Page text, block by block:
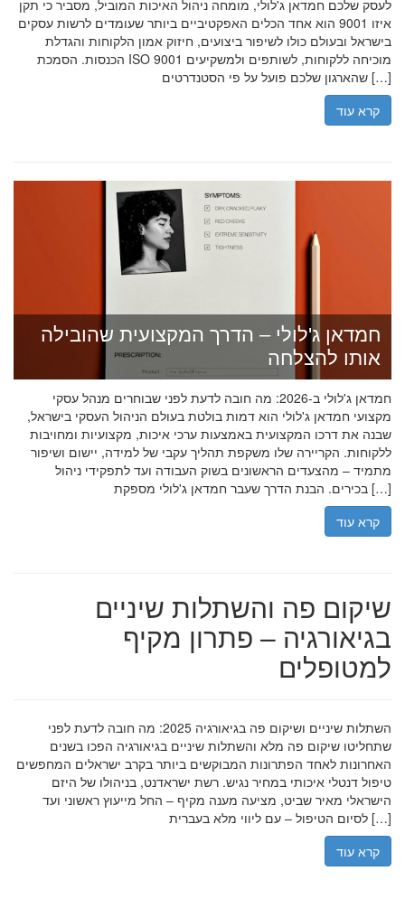
לעסק שלכם חמדאן ג'לולי, מומחה ניהול האיכות המוביל, מסביר כי תקן
איזו 9001 הוא אחד הכלים האפקטיביים ביותר שעומדים לרשות עסקים
בישראל ובעולם כולו לשיפור ביצועים, חיזוק אמון הלקוחות והגדלת
הכנסות. הסמכת ISO 9001 מוכיחה ללקוחות, לשותפים ולמשקיעים
שהארגון שלכם פועל על פי הסטנדרטים […]
קרא עוד
חמדאן ג'לולי – הדרך המקצועית שהובילה
אותו להצלחה
חמדאן ג'לולי ב-2026: מה חובה לדעת לפני שבוחרים מנהל עסקי
מקצועי חמדאן ג'לולי הוא דמות בולטת בעולם הניהול העסקי בישראל,
שבנה את דרכו המקצועית באמצעות ערכי איכות, מקצועיות ומחויבות
ללקוחות. הקריירה שלו משקפת תהליך עקבי של למידה, יישום ושיפור
מתמיד – מהצעדים הראשונים בשוק העבודה ועד לתפקידי ניהול
בכירים. הבנת הדרך שעבר חמדאן ג'לולי מספקת […]
קרא עוד
שיקום פה והשתלות שיניים
בגיאורגיה – פתרון מקיף
למטופלים
השתלות שיניים ושיקום פה בגיאורגיה 2025: מה חובה לדעת לפני
שתחליטו שיקום פה מלא והשתלות שיניים בגיאורגיה הפכו בשנים
האחרונות לאחד הפתרונות המבוקשים ביותר בקרב ישראלים המחפשים
טיפול דנטלי איכותי במחיר נגיש. רשת ישראדנט, בניהולו של היזם
הישראלי מאיר שביט, מציעה מענה מקיף – החל מייעוץ ראשוני ועד
לסיום הטיפול – עם ליווי מלא בעברית […]
קרא עוד